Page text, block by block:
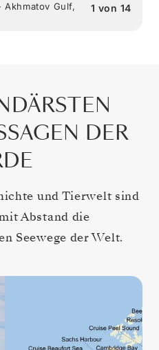
1 von 14
Gulf,
DER
und Tierwelt sind
Abstand die
Seewege der Welt.